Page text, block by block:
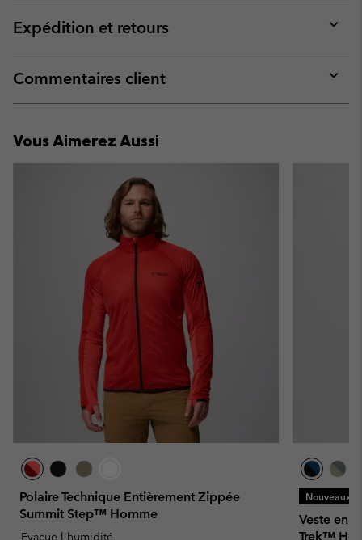
or
Expédition et retours
or
Commentaires client
or
Vous Aimerez Aussi
Polaire Technique Entièrement Zippée
Summit Step™ Homme
Nouveaux
Veste en
Trek™